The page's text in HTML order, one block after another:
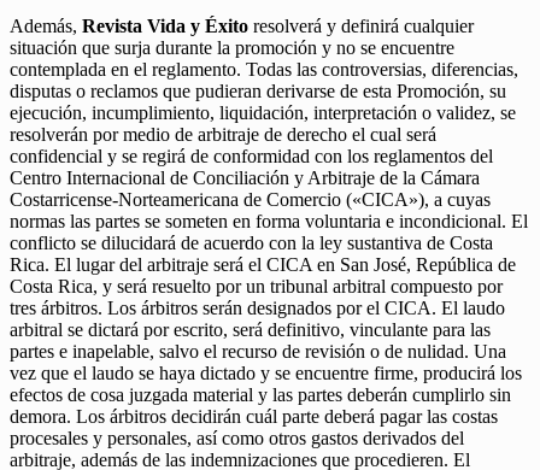
Además, Revista Vida y Éxito resolverá y definirá cualquier
situación que surja durante la promoción y no se encuentre
contemplada en el reglamento. Todas las controversias, diferencias,
disputas o reclamos que pudieran derivarse de esta Promoción, su
ejecución, incumplimiento, liquidación, interpretación o validez, se
resolverán por medio de arbitraje de derecho el cual será
confidencial y se regirá de conformidad con los reglamentos del
Centro Internacional de Conciliación y Arbitraje de la Cámara
Costarricense-Norteamericana de Comercio («CICA»), a cuyas
normas las partes se someten en forma voluntaria e incondicional. El
conflicto se dilucidará de acuerdo con la ley sustantiva de Costa
Rica. El lugar del arbitraje será el CICA en San José, República de
Costa Rica, y será resuelto por un tribunal arbitral compuesto por
tres árbitros. Los árbitros serán designados por el CICA. El laudo
arbitral se dictará por escrito, será definitivo, vinculante para las
partes e inapelable, salvo el recurso de revisión o de nulidad. Una
vez que el laudo se haya dictado y se encuentre firme, producirá los
efectos de cosa juzgada material y las partes deberán cumplirlo sin
demora. Los árbitros decidirán cuál parte deberá pagar las costas
procesales y personales, así como otros gastos derivados del
arbitraje, además de las indemnizaciones que procedieren. El